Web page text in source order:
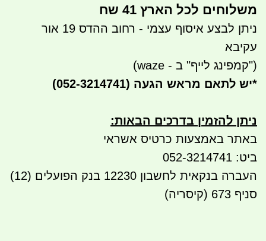
משלוחים לכל הארץ 41 שח
ניתן לבצע איסוף עצמי - רחוב ההדס 19 אור
עקיבא
("קמפינג לייף" ב - waze)
*יש לתאם מראש הגעה (052-3214741)
ניתן להזמין בדרכים הבאות:
באתר באמצעות כרטיס אשראי
ביט: 052-3214741
העברה בנקאית לחשבון 12230 בנק הפועלים (12)
סניף 673 (קיסריה)